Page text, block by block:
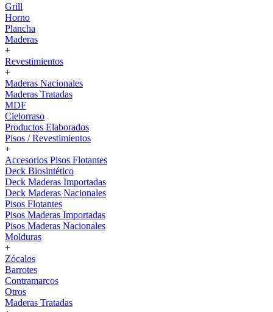
Grill
Horno
Plancha
Maderas
+
Revestimientos
+
Maderas Nacionales
Maderas Tratadas
MDF
Cielorraso
Productos Elaborados
Pisos / Revestimientos
+
Accesorios Pisos Flotantes
Deck Biosintético
Deck Maderas Importadas
Deck Maderas Nacionales
Pisos Flotantes
Pisos Maderas Importadas
Pisos Maderas Nacionales
Molduras
+
Zócalos
Barrotes
Contramarcos
Otros
Maderas Tratadas